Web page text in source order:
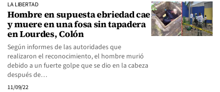
LA LIBERTAD
Hombre en supuesta ebriedad cae
y muere en una fosa sin tapadera
en Lourdes, Colón
Según informes de las autoridades que
realizaron el reconocimiento, el hombre murió
debido a un fuerte golpe que se dio en la cabeza
después de…
11/09/22